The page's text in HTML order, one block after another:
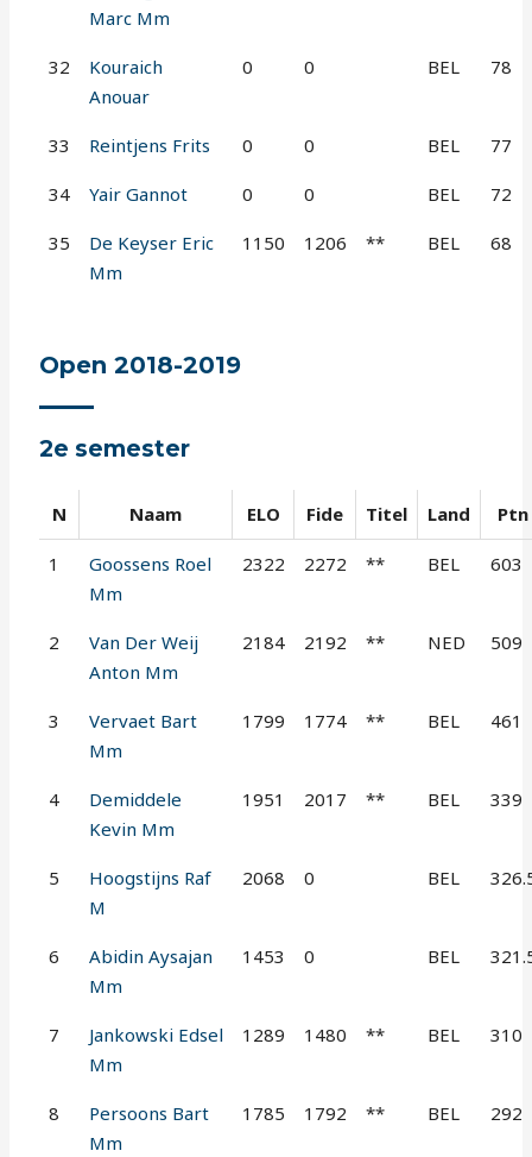
Marc Mm
32
Kouraich
Anouar
0 0 BEL 78
33 Reintjens Frits 0 0 BEL 77
34 Yair Gannot 0 0 BEL 72
35
De Keyser Eric
Mm
1150 1206 ** BEL 68
Open 2018-2019
2e semester
N Naam ELO Fide Titel Land Ptn
1
Goossens Roel
Mm
2322 2272 ** BEL 603
2
Van Der Weij
Anton Mm
2184 2192 ** NED 509
3
Vervaet Bart
Mm
1799 1774 ** BEL 461
4
Demiddele
Kevin Mm
1951 2017 ** BEL 339
5
Hoogstijns Raf
M
2068 0 BEL
6
Abidin Aysajan
Mm
1453 0 BEL
7
Jankowski Edsel
Mm
1289 1480 ** BEL 310
8
Persoons Bart
Mm
1785 1792 ** BEL 292